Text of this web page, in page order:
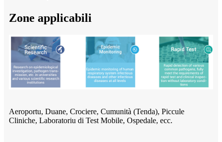
Zone applicabili
Aeroportu, Duane, Crociere, Cumunità (Tenda), Piccule
Cliniche, Laboratoriu di Test Mobile, Ospedale, ecc.